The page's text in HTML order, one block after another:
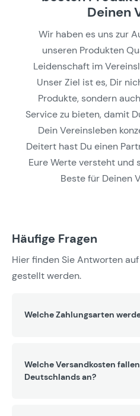
Deinen
Wir haben es uns zur
unseren Produkten
Leidenschaft im
Unser Ziel ist es, Dir
Produkte, sondern
Service zu bieten, damit
Dein Vereinsleben
Deitert hast Du einen
Eure Werte versteht und
Beste für Deinen
Häufige Fragen
Hier finden Sie Antworten
gestellt werden.
Welche Zahlungsarten
Welche Versandkosten
Deutschlands an?